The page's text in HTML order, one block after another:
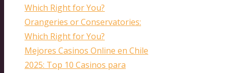
Which Right for You?
Orangeries or Conservatories:
Which Right for You?
Mejores Casinos Online en Chile
2025: Top 10 Casinos para